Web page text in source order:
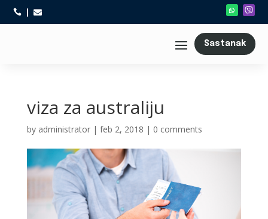
 
Sastanak
viza za australiju
by administrator| feb 2, 2018 | 0 comments